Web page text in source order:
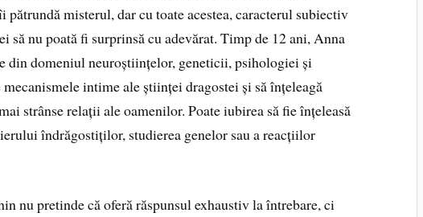
pătrundă misterul, dar cu toate acestea, caracterul subiectiv
să nu poată fi surprinsă cu adevărat. Timp de 12 ani, Anna
din domeniul neuroștiințelor, geneticii, psihologiei și
intime ale științei dragostei și să înțeleagă
strânse relații ale oamenilor. Poate iubirea să fie înțeleasă
îndrăgostiților, studierea genelor sau a reacțiilor
nu pretinde că oferă răspunsul exhaustiv la întrebare, ci